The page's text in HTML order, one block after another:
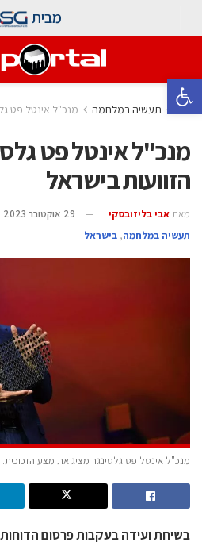
פתח סרגל נגישות
מבית
בית תעשיה במלחמה מנכ"ל אינטל פט
מנכ"ל אינטל פט
הזוועות בישראל
מאת אבי בליזובסקי
29 אוקטובר 2023
תעשיה במלחמה, בישראל
מנכ"ל אינטל פט גלסינגר מציג את מצע הזכוכית.
בשיחת ועידה בעקבות פרסום הדוחות